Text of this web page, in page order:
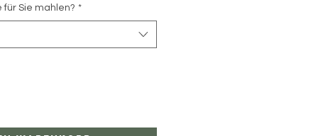
für Sie mahlen? *